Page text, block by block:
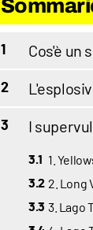
1 Cos'è un
2
3 I
3.1 1.
3.2 2. Long
3.3 3. Lago